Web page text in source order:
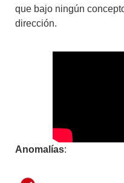
que bajo ningún
dirección.
Anomalías: